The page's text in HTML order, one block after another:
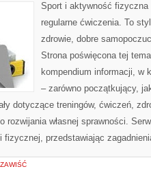
Sport i aktywność
regularne ćwiczenia. To
zdrowie, dobre
Strona poświęcona tej
kompendium informacji, w
– zarówno początkujący,
dotyczące treningów, ćwiczeń,
rozwijania własnej sprawności.
fizycznej, przedstawiając